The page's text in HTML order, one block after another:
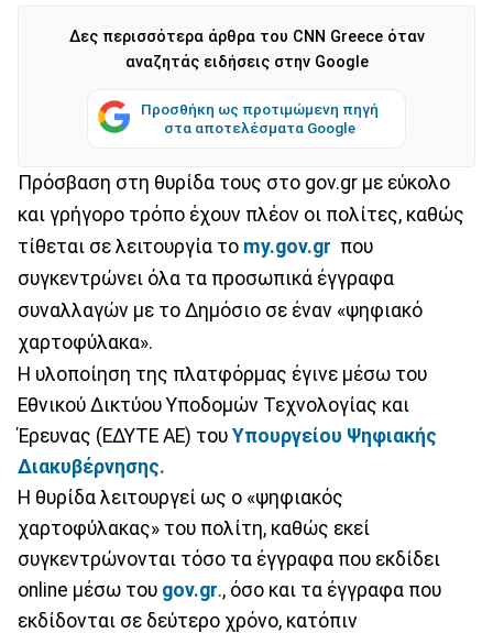
Δες περισσότερα άρθρα του CNN Greece όταν
αναζητάς ειδήσεις στην Google
Προσθήκη ως προτιμώμενη πηγή
στα αποτελέσματα Google
Πρόσβαση στη θυρίδα τους στο gov.gr με εύκολο
και γρήγορο τρόπο έχουν πλέον οι πολίτες, καθώς
τίθεται σε λειτουργία το my.gov.gr που
συγκεντρώνει όλα τα προσωπικά έγγραφα
συναλλαγών με το Δημόσιο σε έναν «ψηφιακό
χαρτοφύλακα».
Η υλοποίηση της πλατφόρμας έγινε μέσω του
Εθνικού Δικτύου Υποδομών Τεχνολογίας και
Έρευνας (ΕΔΥΤΕ ΑΕ) του Υπουργείου Ψηφιακής
Διακυβέρνησης.
Η θυρίδα λειτουργεί ως ο «ψηφιακός
χαρτοφύλακας» του πολίτη, καθώς εκεί
συγκεντρώνονται τόσο τα έγγραφα που εκδίδει
online μέσω του gov.gr., όσο και τα έγγραφα που
εκδίδονται σε δεύτερο χρόνο, κατόπιν